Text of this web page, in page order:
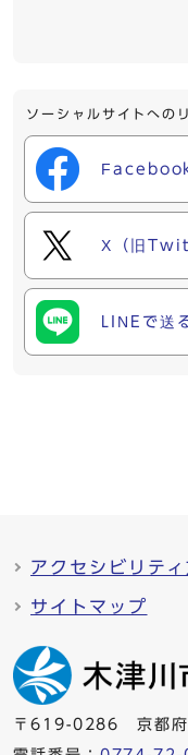
ソーシャルサイトへの
X（旧
LINEで送
アクセシビリティ
サイトマップ
〒619-0286 京都府